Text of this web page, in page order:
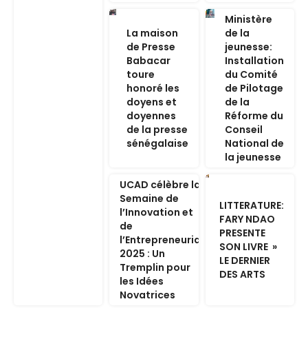
La maison
de Presse
Babacar
toure
honoré les
doyens et
doyennes
de la presse
sénégalaise
Ministère
de la
jeunesse:
Installation
du Comité
de Pilotage
de la
Réforme du
Conseil
National de
la jeunesse
UCAD célèbre la
Semaine de
l’Innovation et
de
l’Entrepreneuriat
2025 : Un
Tremplin pour
les Idées
Novatrices
LITTERATURE:
FARY NDAO
PRESENTE
SON LIVRE »
LE DERNIER
DES ARTS